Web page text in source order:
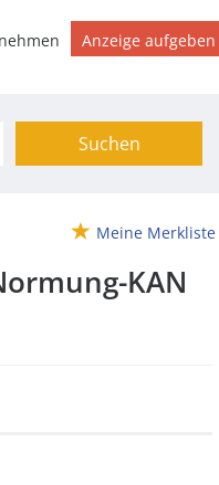
Anzeige aufgeben
Suchen
Meine Merkliste
KAN